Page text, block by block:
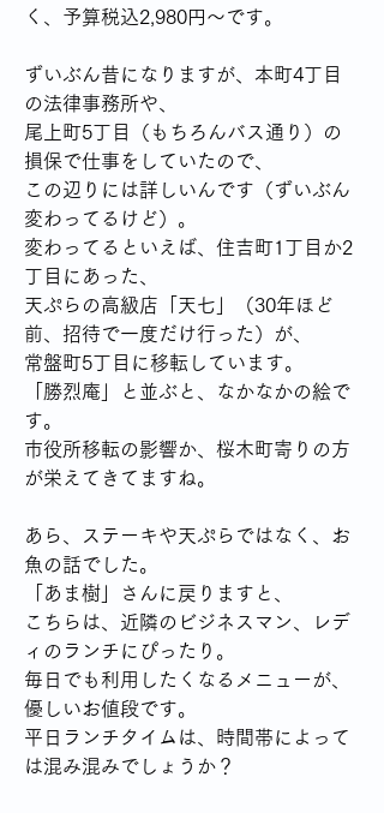
く、予算税込2,980円～です。
ずいぶん昔になりますが、本町4丁目
の法律事務所や、
尾上町5丁目（もちろんバス通り）の
損保で仕事をしていたので、
この辺りには詳しいんです（ずいぶん
変わってるけど）。
変わってるといえば、住吉町1丁目か2
丁目にあった、
天ぷらの高級店「天七」（30年ほど
前、招待で一度だけ行った）が、
常盤町5丁目に移転しています。
「勝烈庵」と並ぶと、なかなかの絵で
す。
市役所移転の影響か、桜木町寄りの方
が栄えてきてますね。
あら、ステーキや天ぷらではなく、お
魚の話でした。
「あま樹」さんに戻りますと、
こちらは、近隣のビジネスマン、レデ
ィのランチにぴったり。
毎日でも利用したくなるメニューが、
優しいお値段です。
平日ランチタイムは、時間帯によって
は混み混みでしょうか？